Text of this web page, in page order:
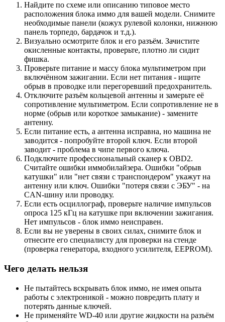
Найдите по схеме или описанию типовое место
расположения блока иммо для вашей модели. Снимите
необходимые панели (кожух рулевой колонки, нижнюю
панель торпедо, бардачок и т.д.).
Визуально осмотрите блок и его разъём. Зачистите
окисленные контакты, проверьте, плотно ли сидит
фишка.
Проверьте питание и массу блока мультиметром при
включённом зажигании. Если нет питания - ищите
обрыв в проводке или перегоревший предохранитель.
Отключите разъём кольцевой антенны и замерьте её
сопротивление мультиметром. Если сопротивление не в
норме (обрыв или короткое замыкание) - замените
антенну.
Если питание есть, а антенна исправна, но машина не
заводится - попробуйте второй ключ. Если второй
заводит - проблема в чипе первого ключа.
Подключите профессиональный сканер к OBD2.
Считайте ошибки иммобилайзера. Ошибки "обрыв
катушки" или "нет связи с транспондером" укажут на
антенну или ключ. Ошибки "потеря связи с ЭБУ" - на
CAN-шину или проводку.
Если есть осциллограф, проверьте наличие импульсов
опроса 125 кГц на катушке при включении зажигания.
Нет импульсов - блок иммо неисправен.
Если вы не уверены в своих силах, снимите блок и
отнесите его специалисту для проверки на стенде
(проверка генератора, входного усилителя, EEPROM).
Чего делать нельзя
Не пытайтесь вскрывать блок иммо, не имея опыта
работы с электроникой - можно повредить плату и
потерять данные ключей.
Не применяйте WD-40 или другие жидкости на разъём